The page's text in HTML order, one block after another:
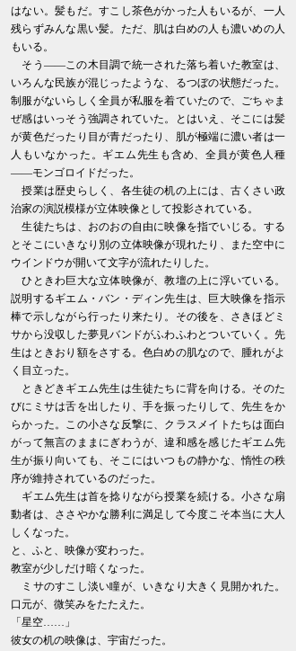
はない。髪もだ。すこし茶色がかった人もいるが、一人
残らずみんな黒い髪。ただ、肌は白めの人も濃いめの人
もいる。
そう――この木目調で統一された落ち着いた教室は、
いろんな民族が混じったような、るつぼの状態だった。
制服がないらしく全員が私服を着ていたので、ごちゃま
ぜ感はいっそう強調されていた。とはいえ、そこには髪
が黄色だったり目が青だったり、肌が極端に濃い者は一
人もいなかった。ギエム先生も含め、全員が黄色人種
――モンゴロイドだった。
授業は歴史らしく、各生徒の机の上には、古くさい政
治家の演説模様が立体映像として投影されている。
生徒たちは、おのおの自由に映像を指でいじる。する
とそこにいきなり別の立体映像が現れたり、また空中に
ウインドウが開いて文字が流れたりした。
ひときわ巨大な立体映像が、教壇の上に浮いている。
説明するギエム・バン・ディン先生は、巨大映像を指示
棒で示しながら行ったり来たり。その後を、さきほどミ
サから没収した夢見バンドがふわふわとついていく。先
生はときおり額をさする。色白めの肌なので、腫れがよ
く目立った。
ときどきギエム先生は生徒たちに背を向ける。そのた
びにミサは舌を出したり、手を振ったりして、先生をか
らかった。この小さな反撃に、クラスメイトたちは面白
がって無言のままにぎわうが、違和感を感じたギエム先
生が振り向いても、そこにはいつもの静かな、惰性の秩
序が維持されているのだった。
ギエム先生は首を捻りながら授業を続ける。小さな扇
動者は、ささやかな勝利に満足して今度こそ本当に大人
しくなった。
と、ふと、映像が変わった。
教室が少しだけ暗くなった。
ミサのすこし淡い瞳が、いきなり大きく見開かれた。
口元が、微笑みをたたえた。
「星空……」
彼女の机の映像は、宇宙だった。